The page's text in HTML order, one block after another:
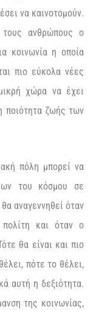
να καινοτομούν.
ανθρώπους ο
κοινωνία η οποία
πιο εύκολα νέες
χώρα να έχει
ποιότητα ζωής των
πόλη μπορεί να
του κόσμου σε
αναγεννηθεί όταν
και όταν ο
θα είναι και πιο
πότε το θέλει,
αυτή η δεξιότητα.
της κοινωνίας,